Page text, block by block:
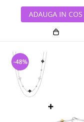
ADAUGA IN COS
-48%